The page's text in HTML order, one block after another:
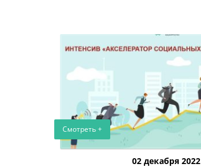
Смотреть +
02 декабря 2022